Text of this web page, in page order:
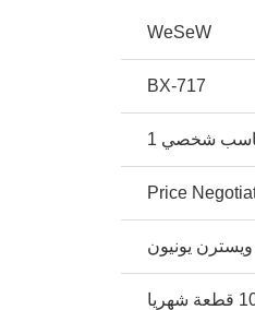
WeSeW
BX-717
شخصي 1
Price